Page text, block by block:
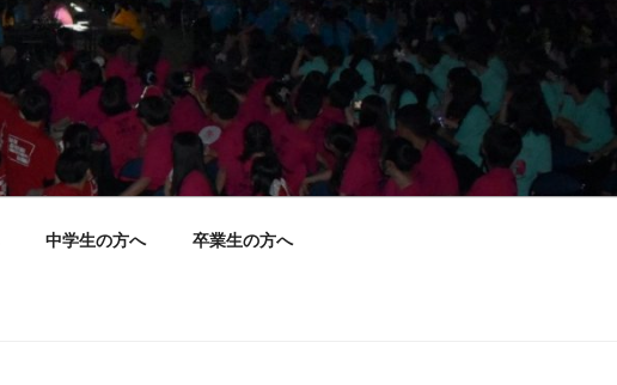
中学生の方へ 卒業生の方へ